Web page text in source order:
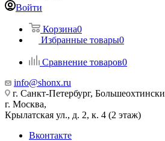
Войти
Корзина0
Избранные товары0
Сравнение товаров0
info@shonx.ru
г. Санкт-Петербург,
г. Москва,
Крылатская ул., д. 2, к. 4 (2 этаж)
Вконтакте